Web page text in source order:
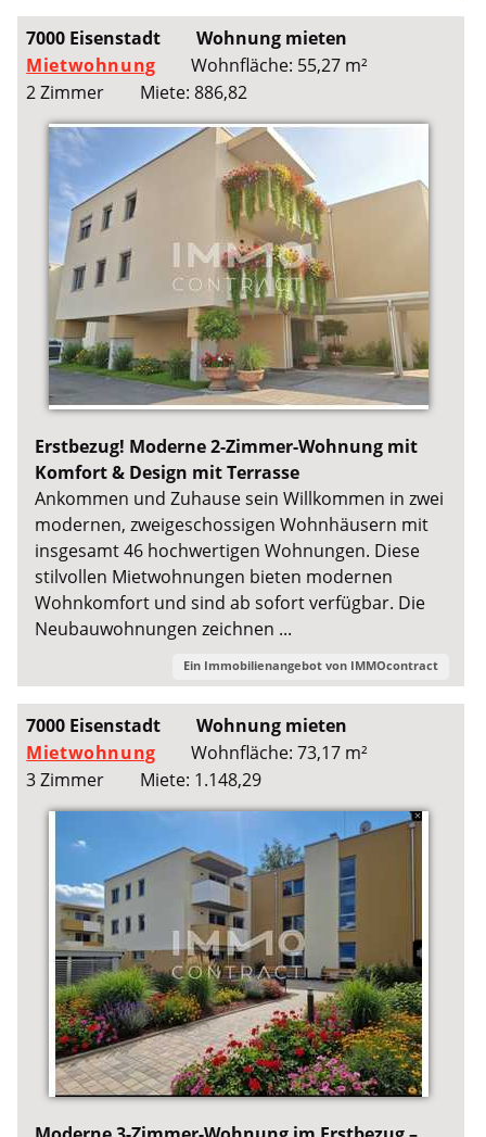
7000 Eisenstadt
Wohnung mieten
Mietwohnung
Wohnfläche: 55,27 m²
2 Zimmer
Miete: 886,82
Erstbezug! Moderne 2-Zimmer-Wohnung mit
Komfort & Design mit Terrasse
Ankommen und Zuhause sein Willkommen in zwei
modernen, zweigeschossigen Wohnhäusern mit
insgesamt 46 hochwertigen Wohnungen. Diese
stilvollen Mietwohnungen bieten modernen
Wohnkomfort und sind ab sofort verfügbar. Die
Neubauwohnungen zeichnen ...
Ein Immobilienangebot von IMMOcontract
7000 Eisenstadt
Wohnung mieten
Mietwohnung
Wohnfläche: 73,17 m²
3 Zimmer
Miete: 1.148,29